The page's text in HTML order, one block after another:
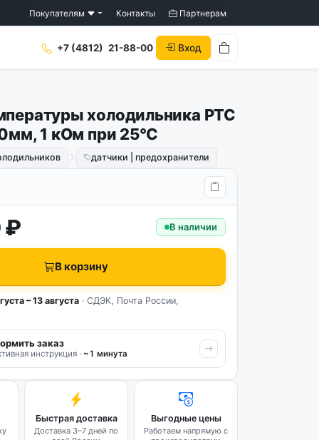
Покупателям Контакты Партнерам
+7 (4812) 21-88-00 Вход
холодильника PTC
1 кОм при 25°C
датчики | предохранители
₽ В наличии
В корзину
– 13 августа· СДЭК, Почта России,
заказ
инструкция · ~1 минута
Быстрая доставка
Доставка 3–7 дней по
Выгодные цены
Работаем напрямую с